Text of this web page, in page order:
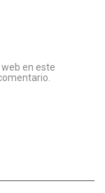
en este